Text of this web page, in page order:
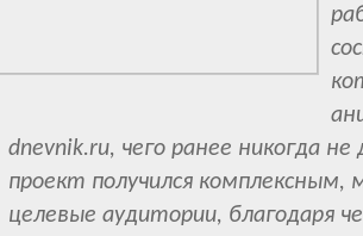
dnevnik.ru, чего ранее никогда
проект получился комплексным,
целевые аудитории, благодаря